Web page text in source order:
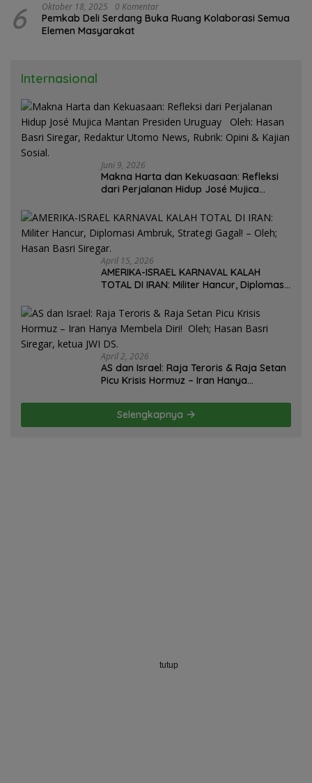
6 Oktober 18, 2025 0 Komentar
Pemkab Deli Serdang Buka Ruang Kolaborasi Semua
Elemen Masyarakat
Internasional
Juni 9, 2026
Makna Harta dan Kekuasaan: Refleksi
dari Perjalanan Hidup José Mujica
Basri Siregar, Redaktur Utomo News,
Rubrik: Opini & Kajian Sosial.
April 15, 2026
AMERIKA-ISRAEL KARNAVAL KALAH
TOTAL DI IRAN: Militer Hancur, Diplomasi
Basri Siregar.
April 2, 2026
AS dan Israel: Raja Teroris & Raja Setan
Picu Krisis Hormuz – Iran Hanya
ketua JWI DS.
Selengkapnya
tutup